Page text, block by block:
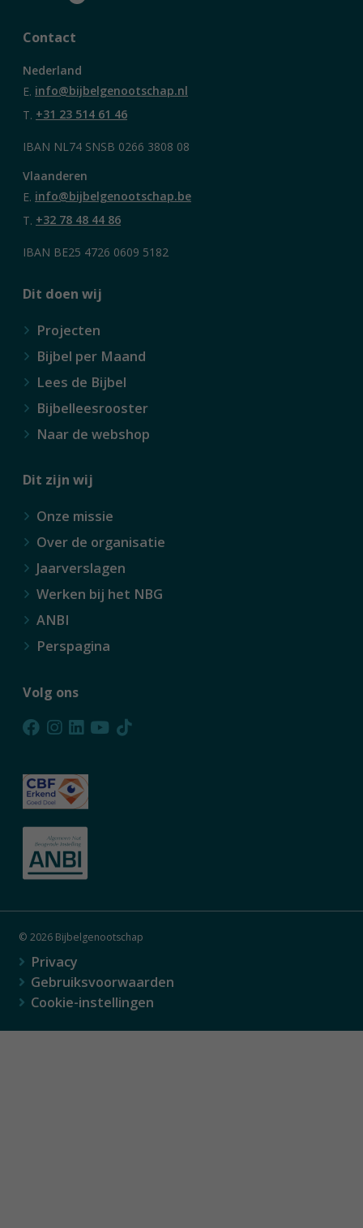
Contact
Nederland
E. info@bijbelgenootschap.nl
T. +31 23 514 61 46
IBAN NL74 SNSB 0266 3808 08
Vlaanderen
E. info@bijbelgenootschap.be
T. +32 78 48 44 86
IBAN BE25 4726 0609 5182
Dit doen wij
Projecten
Bijbel per Maand
Lees de Bijbel
Bijbelleesrooster
Naar de webshop
Dit zijn wij
Onze missie
Over de organisatie
Jaarverslagen
Werken bij het NBG
ANBI
Perspagina
Volg ons
© 2026 Bijbelgenootschap
Privacy
Gebruiksvoorwaarden
Cookie-instellingen